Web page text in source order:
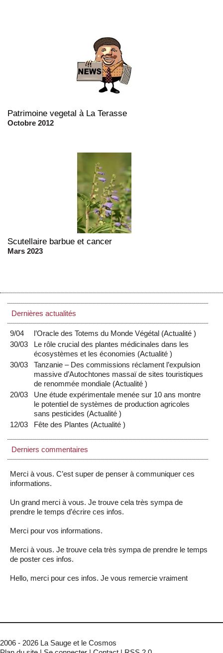
Patrimoine vegetal à La Terasse
Octobre 2012
Scutellaire barbue et cancer
Mars 2023
Dernières actualités
9/04 l’Oracle des Totems du Monde Végétal (Actualité)
30/03
Le rôle crucial des plantes médicinales dans les
écosystèmes et les économies (Actualité)
30/03
Tanzanie – Des commissions réclament l’expulsion
massive d’Autochtones massaï de sites touristiques
de renommée mondiale (Actualité)
20/03
Une étude expérimentale menée sur 10 ans montre
le potentiel de systèmes de production agricoles
sans pesticides (Actualité)
12/03
Fête des Plantes (Actualité)
Derniers commentaires
Merci à vous. C’est super de penser à communiquer ces
informations.
Un grand merci à vous. Je trouve cela très sympa de
prendre le temps d’écrire ces infos.
Merci pour vos informations.
Merci à vous. Je trouve cela très sympa de prendre le temps
de poster ces infos.
Hello, merci pour ces infos. Je vous remercie vraiment
2006 - 2026 La Sauge et le Cosmos